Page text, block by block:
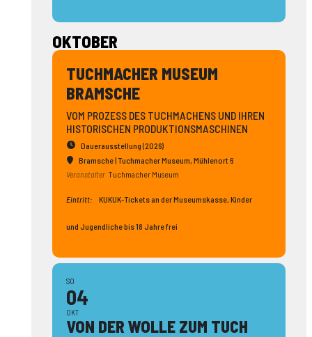
OKTOBER
TUCHMACHER MUSEUM
BRAMSCHE
VOM PROZESS DES TUCHMACHENS UND IHREN
HISTORISCHEN PRODUKTIONSMASCHINEN
Dauerausstellung (2026)
Bramsche | Tuchmacher Museum, Mühlenort 6
Veranstalter Tuchmacher Museum
Eintritt: KUKUK-Tickets an der Museumskasse, Kinder
und Jugendliche bis 18 Jahre frei
SO
04
OKT
VON DER WOLLE ZUM TUCH